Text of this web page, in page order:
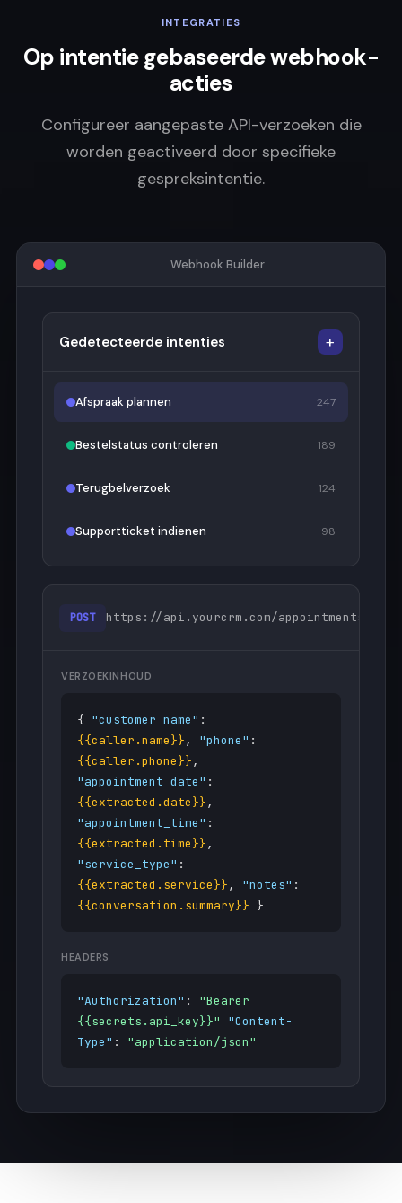
INTEGRATIES
Op intentie gebaseerde webhook-
acties
Configureer aangepaste API-verzoeken die
worden geactiveerd door specifieke
gespreksintentie.
Webhook Builder
Gedetecteerde intenties +
Afspraak plannen 247
Bestelstatus controleren 189
Terugbelverzoek 124
Supportticket indienen 98
POST https://api.yourcrm.com/appointments
VERZOEKINHOUD
{ "customer_name" :
{{caller.name}}, "phone" :
{{caller.phone}},
"appointment_date" :
{{extracted.date}},
"appointment_time" :
{{extracted.time}},
"service_type" :
{{extracted.service}}, "notes" :
{{conversation.summary}} }
HEADERS
"Authorization" : "Bearer
{{secrets.api_key}}"
"Content-
Type" : "application/json"